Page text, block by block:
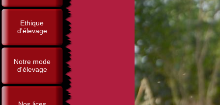
Ethique
d'élevage
Notre mode
d'élevage